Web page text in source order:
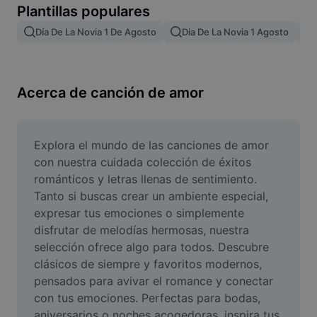
Remove image BG
Image merge
Resize Image
Meme Generator
AI Text Remover
AI People Remover
AI Inpainting
Face Cutout
Plantillas populares
Día De La Novia 1 De Agosto Dia De La Novia 1 Agosto
Acerca de canción de amor
Explora el mundo de las canciones de amor
con nuestra cuidada colección de éxitos
románticos y letras llenas de sentimiento.
Tanto si buscas crear un ambiente especial,
expresar tus emociones o simplemente
disfrutar de melodías hermosas, nuestra
selección ofrece algo para todos. Descubre
clásicos de siempre y favoritos modernos,
pensados para avivar el romance y conectar
con tus emociones. Perfectas para bodas,